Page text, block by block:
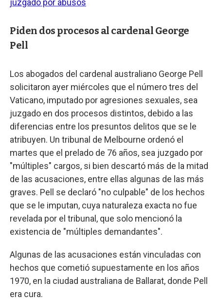
juzgado por abusos
Piden dos procesos al cardenal George
Pell
Los abogados del cardenal australiano George Pell
solicitaron ayer miércoles que el número tres del
Vaticano, imputado por agresiones sexuales, sea
juzgado en dos procesos distintos, debido a las
diferencias entre los presuntos delitos que se le
atribuyen. Un tribunal de Melbourne ordenó el
martes que el prelado de 76 años, sea juzgado por
"múltiples" cargos, si bien descartó más de la mitad
de las acusaciones, entre ellas algunas de las más
graves. Pell se declaró "no culpable" de los hechos
que se le imputan, cuya naturaleza exacta no fue
revelada por el tribunal, que solo mencionó la
existencia de "múltiples demandantes".
Algunas de las acusaciones están vinculadas con
hechos que cometió supuestamente en los años
1970, en la ciudad australiana de Ballarat, donde Pell
era cura.